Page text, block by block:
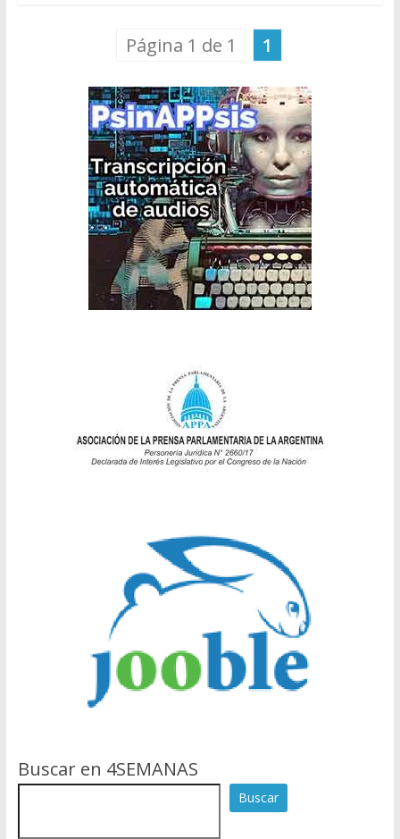
Página 1 de 1 1
Buscar en 4SEMANAS
Buscar